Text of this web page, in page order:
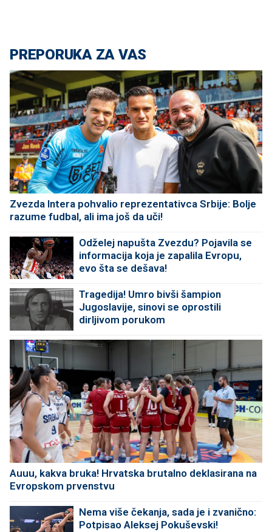
PREPORUKA ZA VAS
Zvezda Intera pohvalio reprezentativca Srbije: Bolje
razume fudbal, ali ima još da uči!
Odželej napušta Zvezdu? Pojavila se
informacija koja je zapalila Evropu,
evo šta se dešava!
Tragedija! Umro bivši šampion
Jugoslavije, sinovi se oprostili
dirljivom porukom
Auuu, kakva bruka! Hrvatska brutalno deklasirana na
Evropskom prvenstvu
Nema više čekanja, sada je i zvanično:
Potpisao Aleksej Pokuševski!